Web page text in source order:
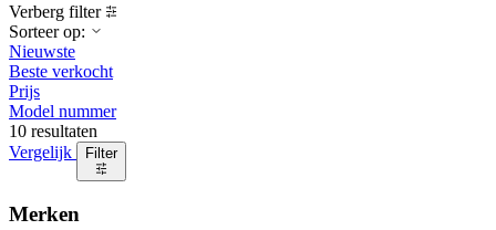
Verberg filter
Sorteer op:
Nieuwste
Beste verkocht
Prijs
Model nummer
10 resultaten
Vergelijk
Filter
Merken